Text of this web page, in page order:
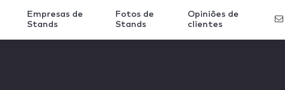
Empresas de
Stands
Fotos de
Stands
Opiniões de
clientes